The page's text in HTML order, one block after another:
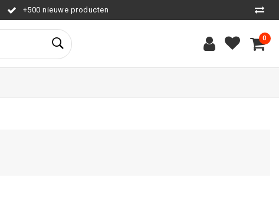
+500 nieuwe producten
0